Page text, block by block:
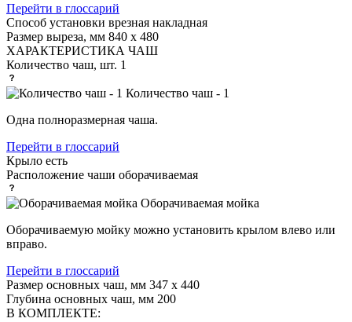
Перейти в глоссарий
Способ установки врезная накладная
Размер выреза, мм 840 х 480
ХАРАКТЕРИСТИКА ЧАШ
Количество чаш, шт. 1
Количество чаш - 1
Одна полноразмерная чаша.
Перейти в глоссарий
Крыло есть
Расположение чаши оборачиваемая
Оборачиваемая мойка
Оборачиваемую мойку можно установить крылом влево или
вправо.
Перейти в глоссарий
Размер основных чаш, мм 347 х 440
Глубина основных чаш, мм 200
В КОМПЛЕКТЕ: